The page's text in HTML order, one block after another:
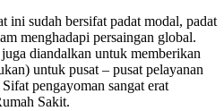
ini sudah bersifat padat modal, padat
menghadapi persaingan global.
diandalkan untuk memberikan
untuk pusat – pusat pelayanan
pengayoman sangat erat
Sakit.